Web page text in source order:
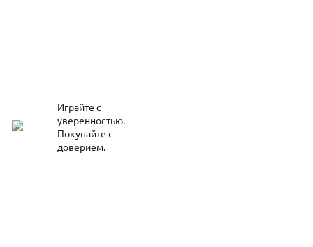
Играйте с
уверенностью.
Покупайте с
доверием.